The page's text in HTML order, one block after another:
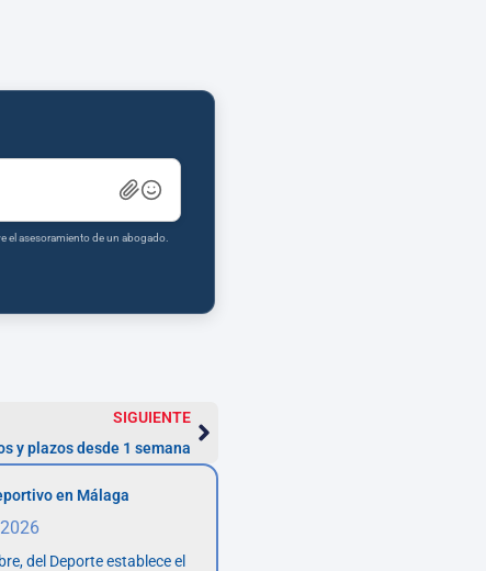
el asesoramiento de un abogado.
SIGUIENTE
y plazos desde 1 semana
en Málaga
del Deporte establece el